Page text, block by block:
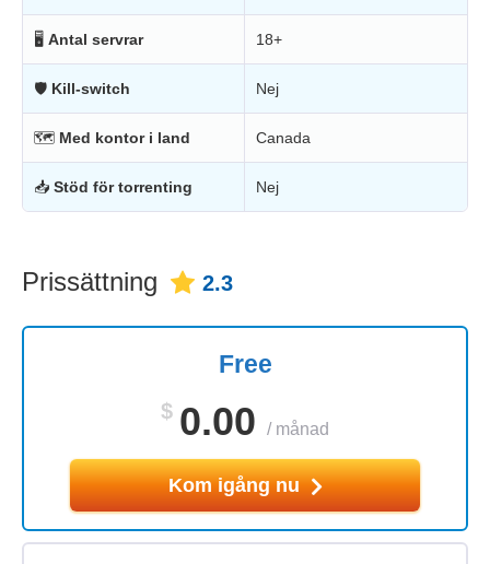
🖥 Antal servrar 18+
🛡 Kill-switch Nej
🗺 Med kontor i land Canada
📥 Stöd för torrenting Nej
Prissättning 2.3
Free
$ 0.00 / månad
Kom igång nu